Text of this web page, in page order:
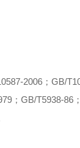
2006；GB/
；GB/T5938-